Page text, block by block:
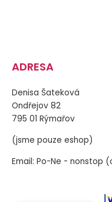
ADRESA
Denisa Šateková
Ondřejov 82
795 01 Rýmařov
(jsme pouze eshop)
Email: Po-Ne - nonstop